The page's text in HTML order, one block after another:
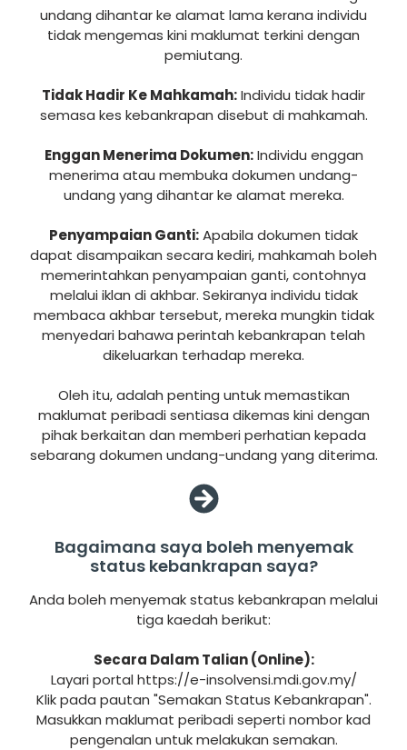
undang dihantar ke alamat lama kerana individu
tidak mengemas kini maklumat terkini dengan
pemiutang.
Tidak Hadir Ke Mahkamah:Individu tidak hadir
semasa kes kebankrapan disebut di mahkamah.
Enggan Menerima Dokumen:Individu enggan
menerima atau membuka dokumen undang-
undang yang dihantar ke alamat mereka.
Penyampaian Ganti:Apabila dokumen tidak
dapat disampaikan secara kediri, mahkamah boleh
memerintahkan penyampaian ganti, contohnya
melalui iklan di akhbar. Sekiranya individu tidak
membaca akhbar tersebut, mereka mungkin tidak
menyedari bahawa perintah kebankrapan telah
dikeluarkan terhadap mereka.
Oleh itu, adalah penting untuk memastikan
maklumat peribadi sentiasa dikemas kini dengan
pihak berkaitan dan memberi perhatian kepada
sebarang dokumen undang-undang yang diterima.
Bagaimana saya boleh menyemak
status kebankrapan saya?
Anda boleh menyemak status kebankrapan melalui
tiga kaedah berikut:
Secara Dalam Talian (Online):
Layari portal https://e-insolvensi.mdi.gov.my/
Klik pada pautan "Semakan Status Kebankrapan".
Masukkan maklumat peribadi seperti nombor kad
pengenalan untuk melakukan semakan.